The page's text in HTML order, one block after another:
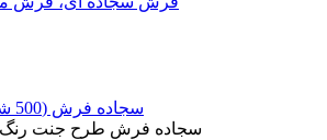
سجاده فرش (500 شانه تراکم 1000)
سجاده فرش طرح جنت رنگ